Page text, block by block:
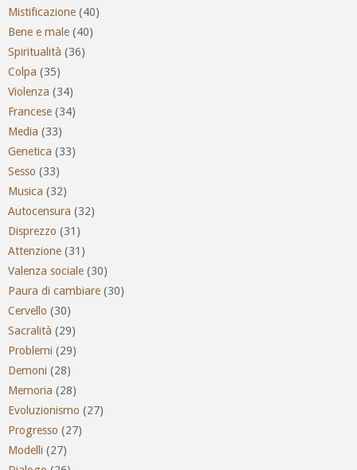
Mistificazione (40)
Bene e male (40)
Spiritualità (36)
Colpa (35)
Violenza (34)
Francese (34)
Media (33)
Genetica (33)
Sesso (33)
Musica (32)
Autocensura (32)
Disprezzo (31)
Attenzione (31)
Valenza sociale (30)
Paura di cambiare (30)
Cervello (30)
Sacralità (29)
Problemi (29)
Demoni (28)
Memoria (28)
Evoluzionismo (27)
Progresso (27)
Modelli (27)